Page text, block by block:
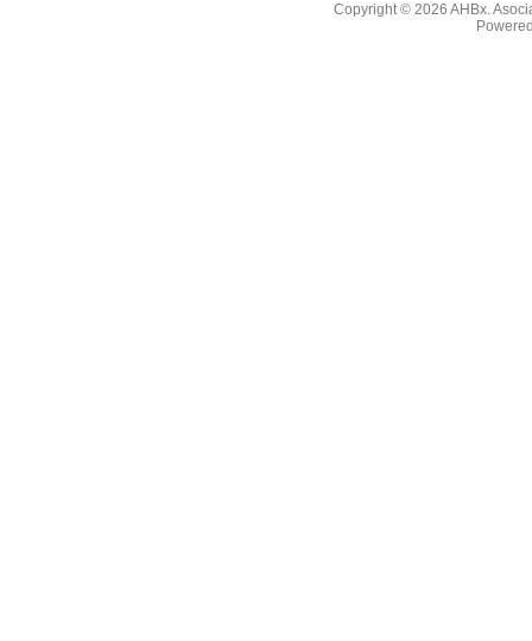
Copyright © 2026AHBx.